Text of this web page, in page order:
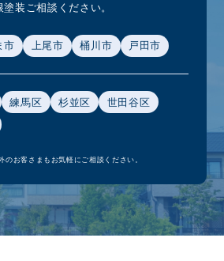
塗装ご相談ください。
市 上尾市 桶川市 戸田市
練馬区 杉並区
世田谷区
のお客さまもお気軽にご相談ください。